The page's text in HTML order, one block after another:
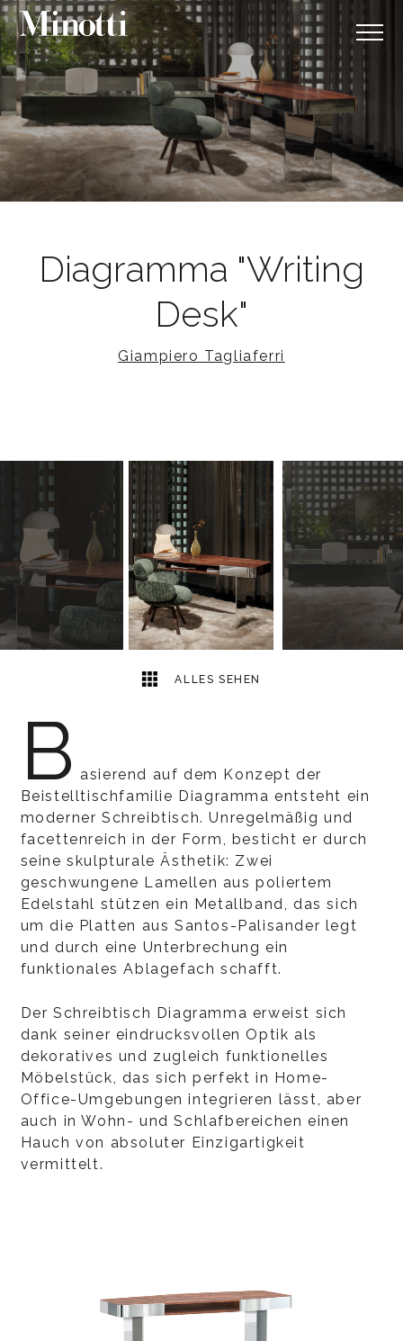
Diagramma "Writing
Desk"
Giampiero Tagliaferri
ALLES SEHEN
3 2
B asierend auf dem Konzept der
Beistelltischfamilie Diagramma entsteht ein
moderner Schreibtisch. Unregelmäßig und
facettenreich in der Form, besticht er durch
seine skulpturale Ästhetik: Zwei
geschwungene Lamellen aus poliertem
Edelstahl stützen ein Metallband, das sich
um die Platten aus Santos-Palisander legt
und durch eine Unterbrechung ein
funktionales Ablagefach schafft.
Der Schreibtisch Diagramma erweist sich
dank seiner eindrucksvollen Optik als
dekoratives und zugleich funktionelles
Möbelstück, das sich perfekt in Home-
Office-Umgebungen integrieren lässt, aber
auch in Wohn- und Schlafbereichen einen
Hauch von absoluter Einzigartigkeit
vermittelt.